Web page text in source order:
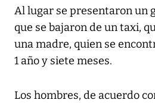
Al lugar se presentaron un
que se bajaron de un taxi,
una madre, quien se
1 año y siete meses.
Los hombres, de acuerdo